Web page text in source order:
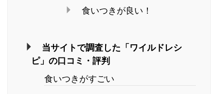
食いつきが良い！
当サイトで調査した「ワイルドレシ
ピ」の口コミ・評判
食いつきがすごい